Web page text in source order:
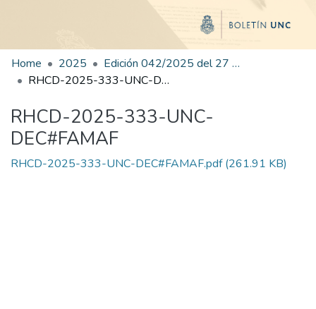
Home 2025
Edición 042/2025 del 27 de agosto de 2025
RHCD-2025-333-UNC-DEC#FAMAF
RHCD-2025-333-UNC-
DEC#FAMAF
RHCD-2025-333-UNC-DEC#FAMAF.pdf(261.91 KB)